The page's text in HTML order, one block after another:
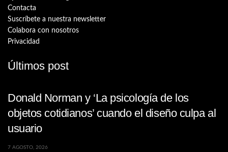
Contacta
Suscríbete a nuestra newsletter
Colabora con nosotros
Privacidad
Últimos post
Donald Norman y ‘La psicología de los
objetos cotidianos’ cuando el diseño culpa al
usuario
7 AGOSTO, 2026